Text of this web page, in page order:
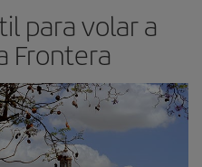
para volar a
Frontera